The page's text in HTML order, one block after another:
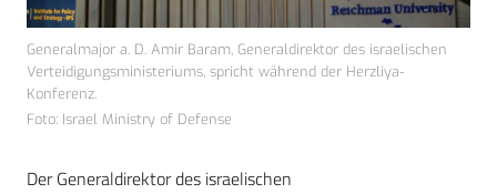
Generalmajor a. D. Amir Baram, Generaldirektor des israelischen
Verteidigungsministeriums, spricht während der Herzliya-
Konferenz.
Foto: Israel Ministry of Defense
Der Generaldirektor des israelischen